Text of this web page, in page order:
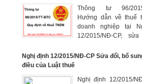
Thông tư 96/2015/
Hướng dẫn về thuế
doanh nghiệp tại
12/2015/NĐ-CP,
78/2014/TT-BTC, 151,
Nghị định 12/2015/NĐ-CP Sửa đổi, bổ
điều của Luật thuế
Nghị định 12/2015/